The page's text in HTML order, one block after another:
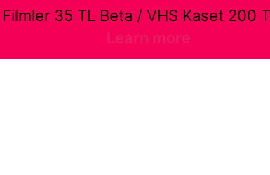
35 TL Beta / VHS Kaset 200
Learn more